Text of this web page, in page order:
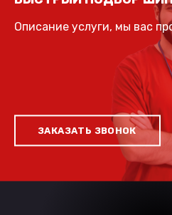
Описание услуги, мы вас
ЗАКАЗАТЬ ЗВОНОК